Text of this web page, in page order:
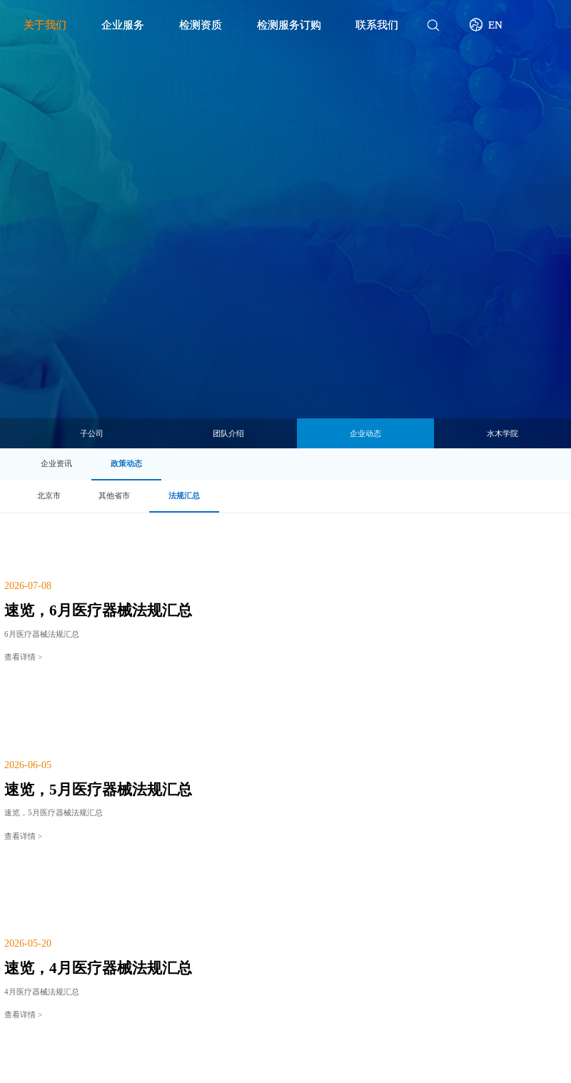
关于我们 企业服务 检测资质 检测服务订购 联系我们 EN
子公司 团队介绍 企业动态 水木学院
企业资讯 政策动态
北京市 其他省市 法规汇总
2026-07-08
速览，6月医疗器械法规汇总
6月医疗器械法规汇总
查看详情 >
2026-06-05
速览，5月医疗器械法规汇总
速览，5月医疗器械法规汇总
查看详情 >
2026-05-20
速览，4月医疗器械法规汇总
4月医疗器械法规汇总
查看详情 >
关于我们 企业服务 检测资质 检测服务订购 联系我们 EN